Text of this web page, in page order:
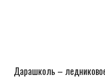
Дарашколь –